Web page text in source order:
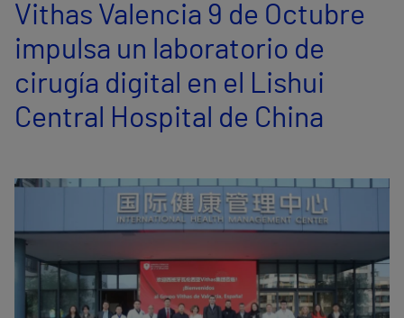
Servicios de salud
Equipo médico y asistencial
Información útil
Vithas Valencia 9 de Octubre
impulsa un laboratorio de
cirugía digital en el Lishui
Central Hospital de China